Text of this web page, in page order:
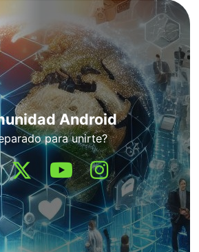
Android
para unirte?